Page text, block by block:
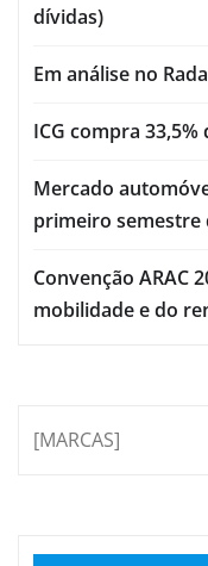
dívidas)
Em análise no
ICG compra
Mercado
primeiro semestre
Convenção ARAC
mobilidade e do
[MARCAS]